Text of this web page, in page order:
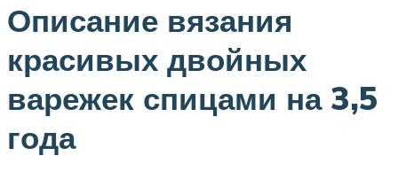
Описание вязания
красивых двойных
варежек спицами на 3,5
года